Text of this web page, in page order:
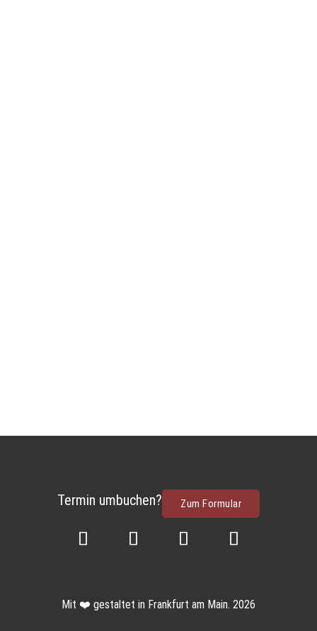
Termin umbuchen? Zum Formular
Mit ❤️ gestaltet in Frankfurt am Main. 2026